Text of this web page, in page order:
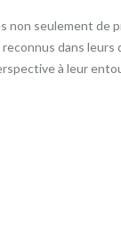
non seulement de
reconnus dans
à leur